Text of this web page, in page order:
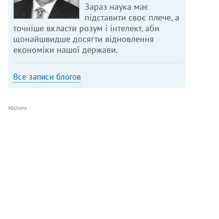
Зараз наука має
підставити своє плече, а
точніше вкласти розум і інтелект, аби
щонайшвидше досягти відновлення
економіки нашої держави.
Все записи блогов
РЕКЛАМА